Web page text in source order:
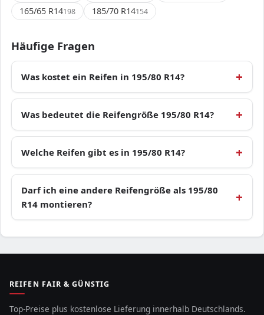
165/65 R14198 185/70 R14154
Häufige Fragen
Was kostet ein Reifen in 195/80 R14?
Was bedeutet die Reifengröße 195/80 R14?
Welche Reifen gibt es in 195/80 R14?
Darf ich eine andere Reifengröße als 195/80
R14 montieren?
REIFEN FAIR & GÜNSTIG
Top-Preise plus kostenlose Lieferung innerhalb Deutschlands.